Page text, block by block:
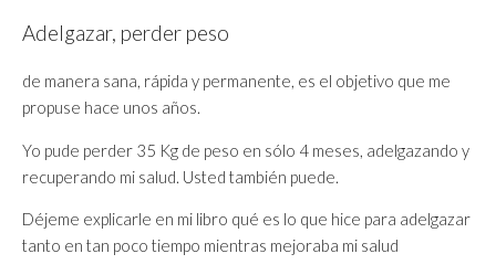
Adelgazar, perder peso
de manera sana, rápida y permanente, es el objetivo que me
propuse hace unos años.
Yo pude perder 35 Kg de peso en sólo 4 meses, adelgazando y
recuperando mi salud. Usted también puede.
Déjeme explicarle en mi libro qué es lo que hice para adelgazar
tanto en tan poco tiempo mientras mejoraba mi salud